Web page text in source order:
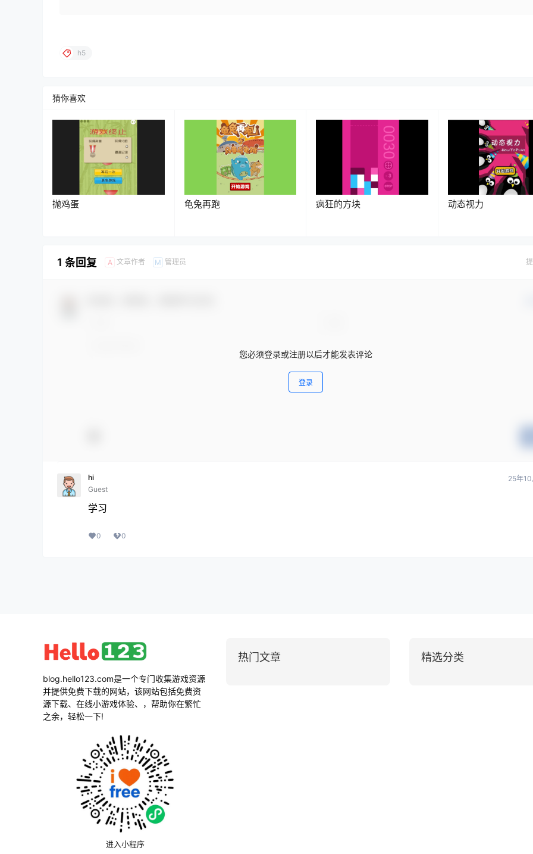
h5
猜你喜欢
抛鸡蛋 龟兔再跑 疯狂的方块 动态视力
1 条回复 A 文章作者 M 管理员
您必须登录或注册以后才能发表评论
登录
hi
Guest
25年
学习
0 0
blog.hello123.com是一个专门收集游戏资源
并提供免费下载的网站，该网站包括免费资
源下载、在线小游戏体验、，帮助你在繁忙
之余，轻松一下!
进入小程序
热门文章 精选分类